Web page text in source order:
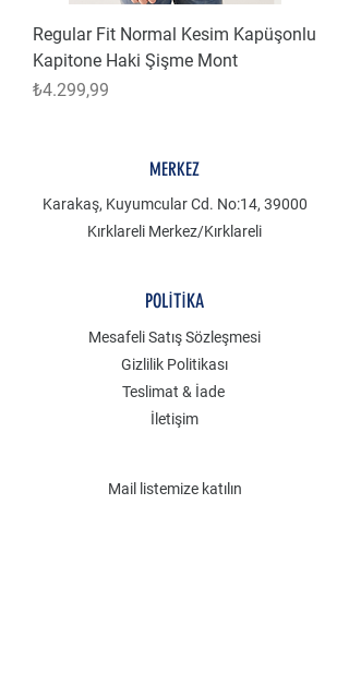
Regular Fit Normal Kesim Kapüşonlu
Kapitone Haki Şişme Mont
Fiyat
₺4.299,99
MERKEZ
Karakaş, Kuyumcular Cd. No:14, 39000
Kırklareli Merkez/Kırklareli
POLİTİKA
Mesafeli Satış Sözleşmesi
Gizlilik Politikası
Teslimat & İade
İletişim
Mail listemize katılın